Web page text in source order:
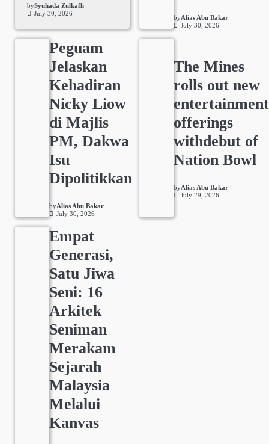
bySyuhada Zulkafli
July 30, 2026
byAlias Abu Bakar
July 30, 2026
Peguam
Jelaskan
Kehadiran
Nicky Liow
di Majlis
PM, Dakwa
Isu
Dipolitikkan
byAlias Abu Bakar
July 30, 2026
The Mines
rolls out new
entertainment
offerings
withdebut of
Nation Bowl
byAlias Abu Bakar
July 29, 2026
Empat
Generasi,
Satu Jiwa
Seni: 16
Arkitek
Seniman
Merakam
Sejarah
Malaysia
Melalui
Kanvas